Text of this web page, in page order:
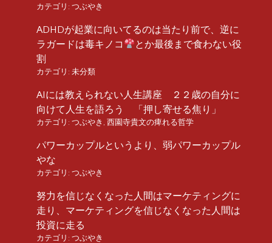
カテゴリ: つぶやき
ADHDが起業に向いてるのは当たり前で、逆に
ラガードは毒キノコ
とか最後まで食わない役
割
カテゴリ: 未分類
AIには教えられない人生講座 ２２歳の自分に
向けて人生を語ろう 「押し寄せる焦り」
カテゴリ: つぶやき 西園寺貴文の痺れる哲学
パワーカップルというより、弱パワーカップル
やな
カテゴリ: つぶやき
努力を信じなくなった人間はマーケティングに
走り、マーケティングを信じなくなった人間は
投資に走る
カテゴリ: つぶやき